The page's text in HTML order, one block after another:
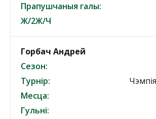
Прапушчаныя галы:
Ж/2Ж/Ч
Горбач Андрей
Сезон:
Турнір:
Месца:
Гульні: